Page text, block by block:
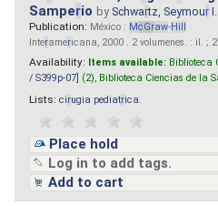
Samperio by Schwartz, Seymour I.
Publication: México : McGraw-Hill
Interamericana, 2000 . 2 volumenes. : il. ;
Availability: Items available: Biblioteca
/ S399p-07 ] (2), Biblioteca Ciencias de la
Lists: cirugia pediatrica
Place hold
Log in to add tags.
Add to cart